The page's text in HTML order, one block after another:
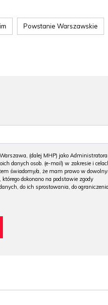
Powstanie Warszawskie
(dalej MHP) jako Administratora
danych osob. (e-mail) w zakresie i
świadomy/a, że mam prawo w
dokonano na podstawie zgody
do ich sprostowania, do ograniczenia